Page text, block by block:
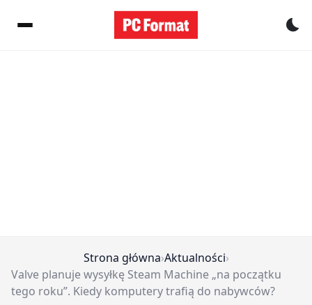
Strona główna›Aktualności›
Valve planuje wysyłkę Steam Machine „na początku
tego roku”. Kiedy komputery trafią do nabywców?